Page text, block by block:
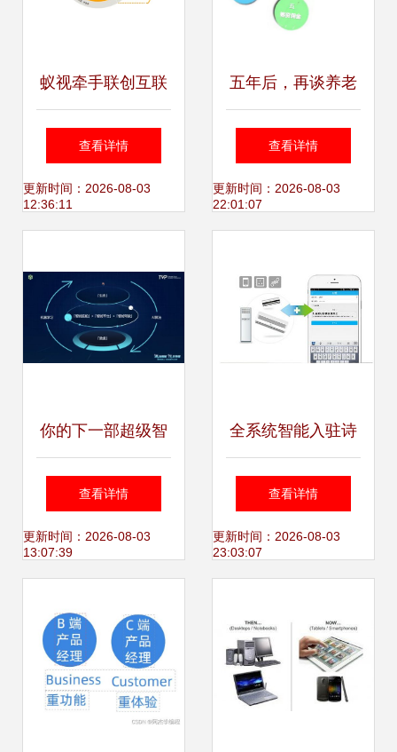
蚁视牵手联创互联
可持续拓展“第六媒
体”新业态，
查看详情
更新时间：2026-08-03
12:36:11
五年后，再谈养老
机构委托管理
查看详情
更新时间：2026-08-03
22:01:07
你的下一部超级智
能终端,可能是一辆
汽车
查看详情
更新时间：2026-08-03
13:07:39
全系统智能入驻诗
城 马鞍山首家体验
店开启互联生活新
查看详情
更新时间：2026-08-03
23:03:07